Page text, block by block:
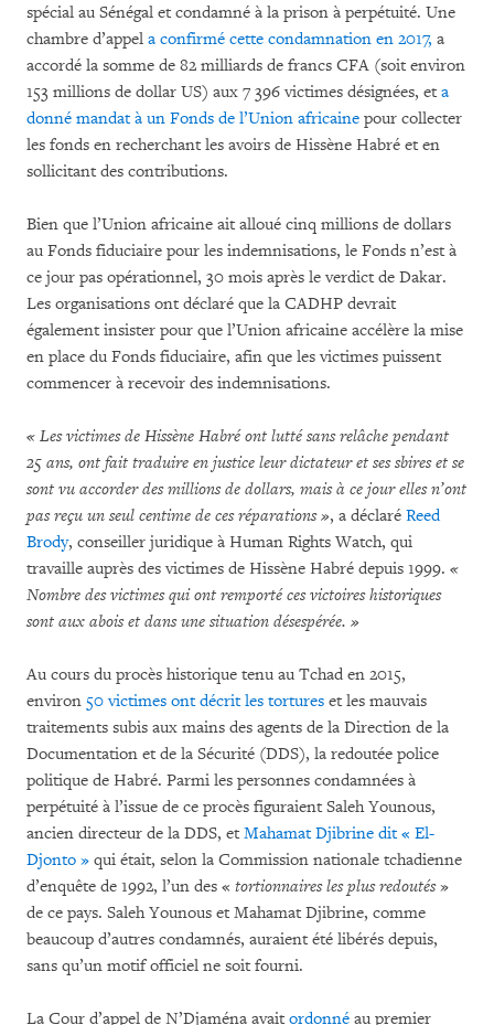
spécial au Sénégal et condamné à la prison à perpétuité. Une
chambre d’appel a confirmé cette condamnation en 2017, a
accordé la somme de 82 milliards de francs CFA (soit environ
153 millions de dollar US) aux 7 396 victimes désignées, et a
donné mandat à un Fonds de l’Union africaine pour collecter
les fonds en recherchant les avoirs de Hissène Habré et en
sollicitant des contributions.
Bien que l’Union africaine ait alloué cinq millions de dollars
au Fonds fiduciaire pour les indemnisations, le Fonds n’est à
ce jour pas opérationnel, 30 mois après le verdict de Dakar.
Les organisations ont déclaré que la CADHP devrait
également insister pour que l’Union africaine accélère la mise
en place du Fonds fiduciaire, afin que les victimes puissent
commencer à recevoir des indemnisations.
« Les victimes de Hissène Habré ont lutté sans relâche pendant
25 ans, ont fait traduire en justice leur dictateur et ses sbires et se
sont vu accorder des millions de dollars, mais à ce jour elles n’ont
pas reçu un seul centime de ces réparations », a déclaré Reed
Brody, conseiller juridique à Human Rights Watch, qui
travaille auprès des victimes de Hissène Habré depuis 1999. «
Nombre des victimes qui ont remporté ces victoires historiques
sont aux abois et dans une situation désespérée. »
Au cours du procès historique tenu au Tchad en 2015,
environ 50 victimes ont décrit les tortures et les mauvais
traitements subis aux mains des agents de la Direction de la
Documentation et de la Sécurité (DDS), la redoutée police
politique de Habré. Parmi les personnes condamnées à
perpétuité à l’issue de ce procès figuraient Saleh Younous,
ancien directeur de la DDS, et Mahamat Djibrine dit « El-
Djonto » qui était, selon la Commission nationale tchadienne
d’enquête de 1992, l’un des « tortionnaires les plus redoutés»
de ce pays. Saleh Younous et Mahamat Djibrine, comme
beaucoup d’autres condamnés, auraient été libérés depuis,
sans qu’un motif officiel ne soit fourni.
La Cour d’appel de N’Djaména avait ordonné au premier